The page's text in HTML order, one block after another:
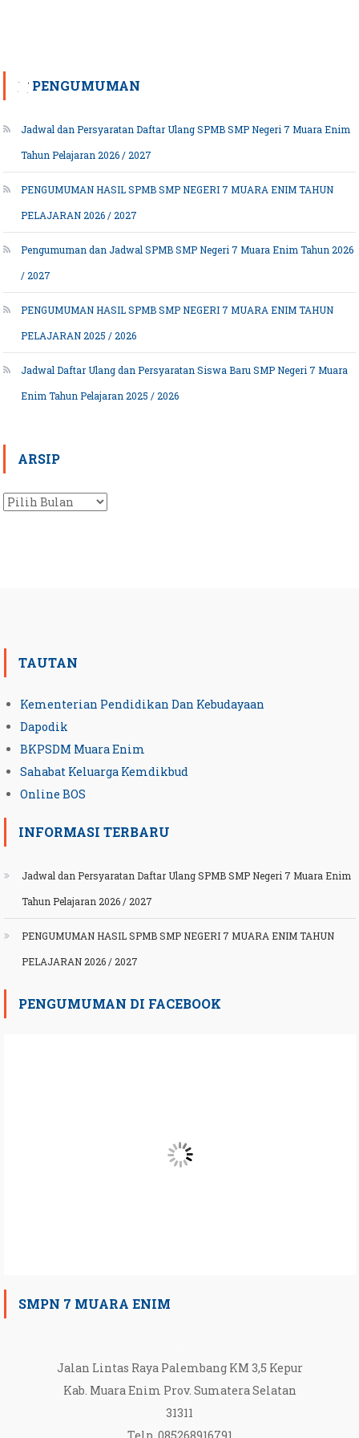
PENGUMUMAN
Jadwal dan Persyaratan Daftar Ulang SPMB SMP Negeri 7 Muara Enim
Tahun Pelajaran 2026 / 2027
PENGUMUMAN HASIL SPMB SMP NEGERI 7 MUARA ENIM TAHUN
PELAJARAN 2026 / 2027
Pengumuman dan Jadwal SPMB SMP Negeri 7 Muara Enim Tahun 2026
/ 2027
PENGUMUMAN HASIL SPMB SMP NEGERI 7 MUARA ENIM TAHUN
PELAJARAN 2025 / 2026
Jadwal Daftar Ulang dan Persyaratan Siswa Baru SMP Negeri 7 Muara
Enim Tahun Pelajaran 2025 / 2026
ARSIP
Arsip
TAUTAN
Kementerian Pendidikan Dan Kebudayaan
Dapodik
BKPSDM Muara Enim
Sahabat Keluarga Kemdikbud
Online BOS
INFORMASI TERBARU
Jadwal dan Persyaratan Daftar Ulang SPMB SMP Negeri 7 Muara Enim
Tahun Pelajaran 2026 / 2027
PENGUMUMAN HASIL SPMB SMP NEGERI 7 MUARA ENIM TAHUN
PELAJARAN 2026 / 2027
PENGUMUMAN DI FACEBOOK
SMPN 7 MUARA ENIM
Jalan Lintas Raya Palembang KM 3,5 Kepur
Kab. Muara Enim Prov. Sumatera Selatan
31311